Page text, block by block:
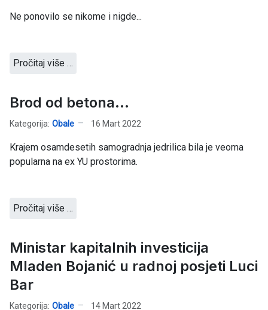
Ne ponovilo se nikome i nigde...
Pročitaj više …
Brod od betona...
Kategorija: Obale 16 Mart 2022
Krajem osamdesetih samogradnja jedrilica bila je veoma
popularna na ex YU prostorima.
Pročitaj više …
Ministar kapitalnih investicija
Mladen Bojanić u radnoj posjeti Luci
Bar
Kategorija: Obale 14 Mart 2022